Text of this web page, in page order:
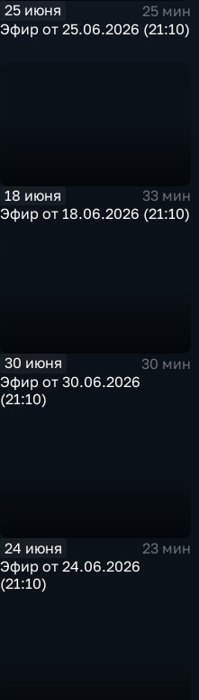
25 июня
25 мин
Эфир от 25.06.2026 (21:10)
18 июня
33 мин
Эфир от 18.06.2026 (21:10)
30 июня
30 мин
Эфир от 30.06.2026
(21:10)
24 июня
23 мин
Эфир от 24.06.2026
(21:10)